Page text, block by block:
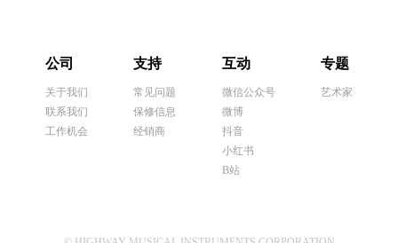
公司
关于我们
联系我们
工作机会
支持
常见问题
保修信息
经销商
互动
微信公众号
微博
抖音
小红书
B站
专题
艺术家